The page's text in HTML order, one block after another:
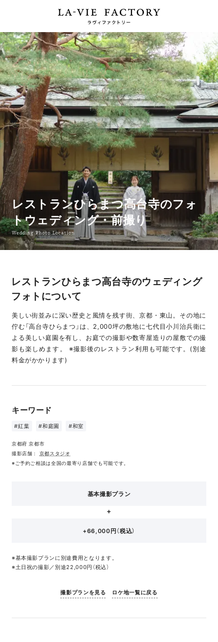
レストランひらまつ高台寺のフォ
トウェディング・前撮り
Wedding Photo Location
レストランひらまつ高台寺のウェディング
フォトについて
美しい街並みに深い歴史と風情を残す街、京都・東山。その地に
佇む「高台寺ひらまつ」は、2,000坪の敷地に七代目小川治兵衛に
よる美しい庭園を有し、お庭での撮影や数寄屋造りの屋敷での撮
影も楽しめます。 ※撮影後のレストラン利用も可能です。(別途
料金がかかります)
キーワード
#紅葉 #和庭園 #和室
京都府 京都市
撮影店舗： 京都スタジオ
※ご予約ご相談は全国の最寄り店舗でも可能です。
基本撮影プラン
+66,000円（税込）
※基本撮影プランに別途費用となります。
※土日祝の撮影／別途22,000円（税込）
撮影プランを見る ロケ地一覧に戻る